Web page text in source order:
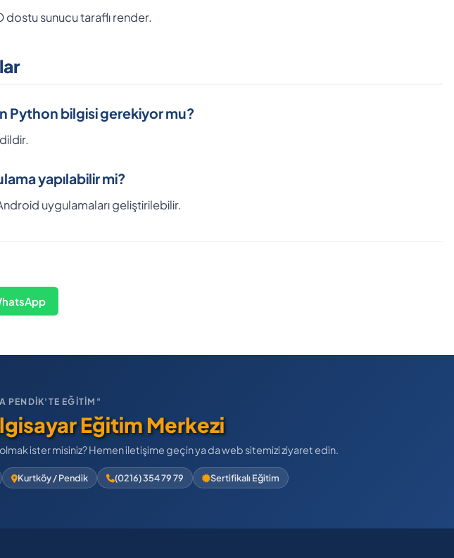
dostu sunucu taraflı render.
Python bilgisi gerekiyor mu?
yapılabilir mi?
uygulamaları geliştirilebilir.
PENDİK'TE EĞİTİM"
Eğitim Merkezi
ister misiniz? Hemen iletişime geçin ya da web sitemizi ziyaret edin.
Kurtköy / Pendik (0216) 354 79 79 Sertifikalı Eğitim